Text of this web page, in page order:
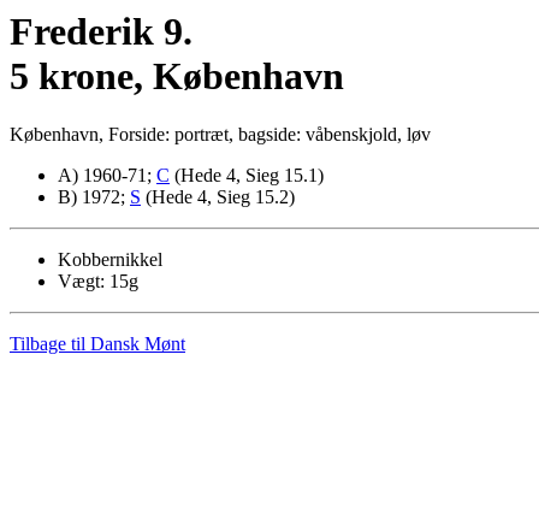
Frederik 9.
5 krone, København
København, Forside: portræt, bagside: våbenskjold, løv
A) 1960-71; C (Hede 4, Sieg 15.1)
B) 1972; S (Hede 4, Sieg 15.2)
Kobbernikkel
Vægt: 15g
Tilbage til Dansk Mønt